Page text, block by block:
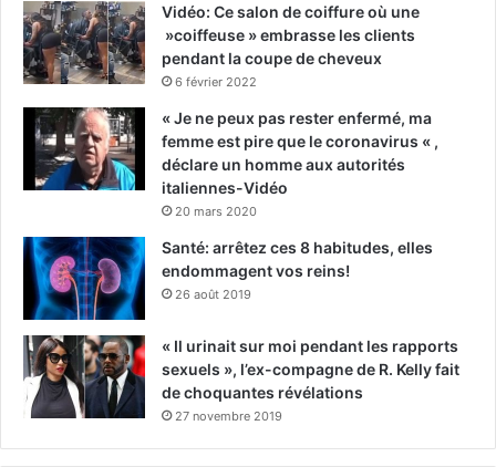
Vidéo: Ce salon de coiffure où une
»coiffeuse » embrasse les clients
pendant la coupe de cheveux
6 février 2022
« Je ne peux pas rester enfermé, ma
femme est pire que le coronavirus « ,
déclare un homme aux autorités
italiennes-Vidéo
20 mars 2020
Santé: arrêtez ces 8 habitudes, elles
endommagent vos reins!
26 août 2019
« Il urinait sur moi pendant les rapports
sexuels », l’ex-compagne de R. Kelly fait
de choquantes révélations
27 novembre 2019